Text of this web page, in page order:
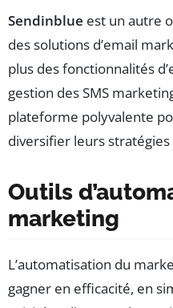
Sendinblue est un autre
des solutions d’email
plus des fonctionnalités
gestion des SMS
plateforme polyvalente
diversifier leurs
Outils
marketing
L’automatisation du
gagner en efficacité, en